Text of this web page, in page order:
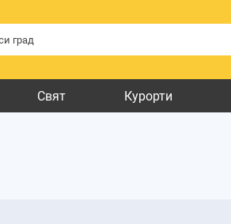
Свят Курорти